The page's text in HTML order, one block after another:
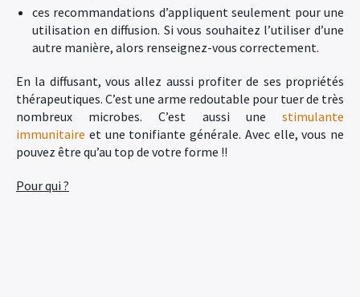
ces recommandations d’appliquent seulement pour une
utilisation en diffusion. Si vous souhaitez l’utiliser d’une
autre manière, alors renseignez-vous correctement.
En la diffusant, vous allez aussi profiter de ses propriétés
thérapeutiques. C’est une arme redoutable pour tuer de très
nombreux microbes. C’est aussi une stimulante
immunitaire et une tonifiante générale. Avec elle, vous ne
pouvez être qu’au top de votre forme !!
Pour qui ?